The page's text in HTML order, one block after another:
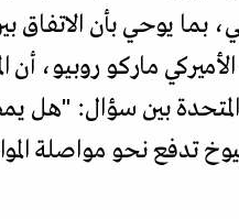
بما يوحي بأن الاتفاق
ماركو روبيو،
بين سؤال: "هل
تدفع نحو مواصلة